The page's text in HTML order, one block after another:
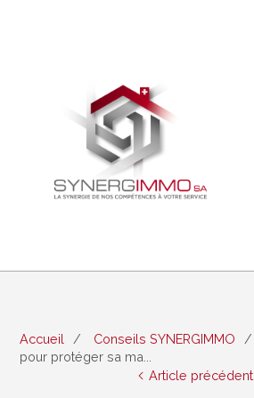
Accueil Conseils SYNERGIMMO
pour protéger sa ma...
Article précédent